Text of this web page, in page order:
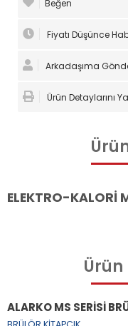
Beğen
Fiyatı Düşünce
Arkadaşıma
Ürün Detaylarını
ELEKTRO-KALORİ
Ürün
ALARKO MS SERİSİ